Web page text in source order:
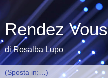
Rendez Vous
di Rosalba Lupo